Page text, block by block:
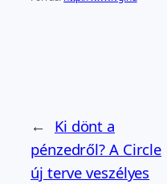
← Ki dönt a
pénzedről? A Circle
új terve veszélyes